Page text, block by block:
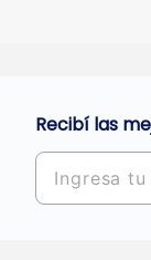
Recibí las